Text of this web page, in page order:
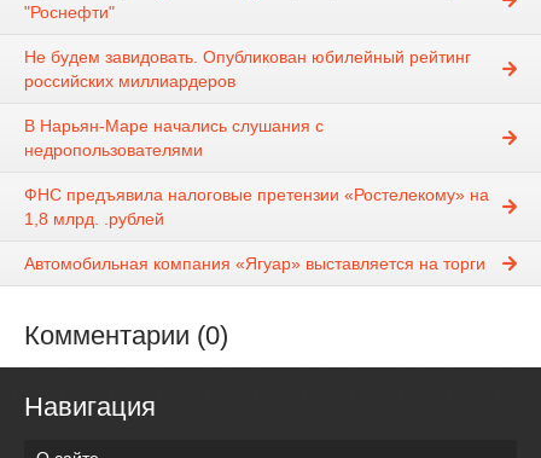
"Роснефти"
Не будем завидовать. Опубликован юбилейный рейтинг
российских миллиардеров
В Нарьян-Маре начались слушания с
недропользователями
ФНС предъявила налоговые претензии «Ростелекому» на
1,8 млрд. .рублей
Автомобильная компания «Ягуар» выставляется на торги
Комментарии (0)
Навигация